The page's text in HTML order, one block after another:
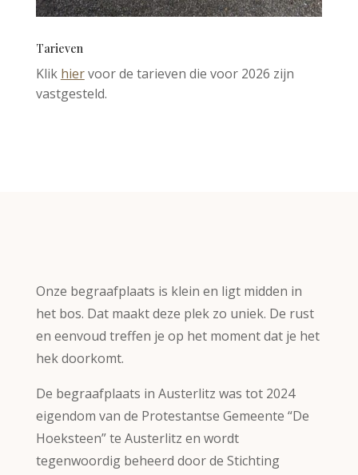
Tarieven
Klik hiervoor de tarieven die voor 2026 zijn
vastgesteld.
Onze begraafplaats is klein en ligt midden in
het bos. Dat maakt deze plek zo uniek. De rust
en eenvoud treffen je op het moment dat je het
hek doorkomt.
De begraafplaats in Austerlitz was tot 2024
eigendom van de Protestantse Gemeente “De
Hoeksteen” te Austerlitz en wordt
tegenwoordig beheerd door de Stichting